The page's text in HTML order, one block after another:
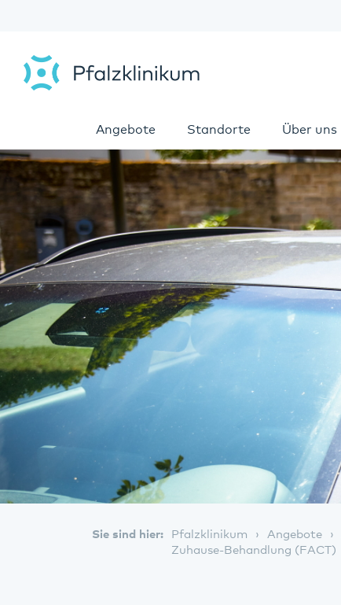
Angebote Standorte Über uns
Sie sind hier: Pfalzklinikum Angebote
Zuhause-Behandlung (FACT)